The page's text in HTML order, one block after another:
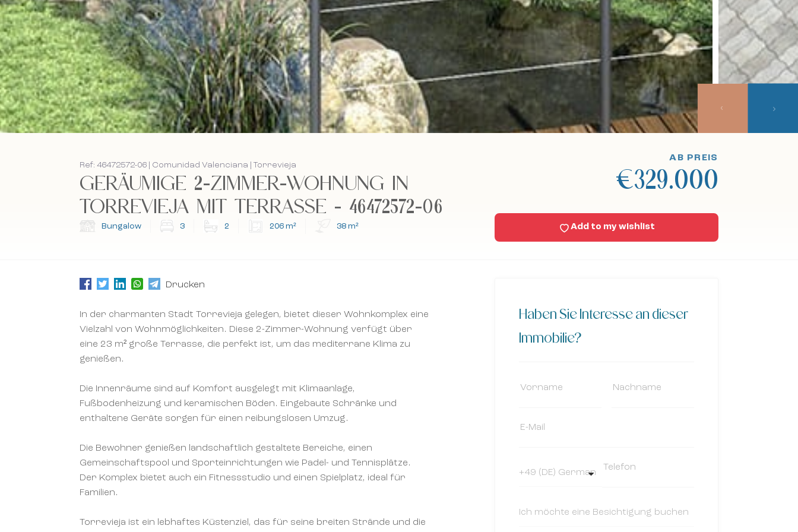
Ref: 46472572-06 | Comunidad Valenciana | Torrevieja
GERÄUMIGE 2-ZIMMER-WOHNUNG IN
TORREVIEJA MIT TERRASSE - 46472572-06
Bungalow 3 2 206 m² 38 m²
AB PREIS
€329.000
Add to my wishlist
Drucken
In der charmanten Stadt Torrevieja gelegen, bietet dieser Wohnkomplex eine
Vielzahl von Wohnmöglichkeiten. Diese 2-Zimmer-Wohnung verfügt über
eine 23 m² große Terrasse, die perfekt ist, um das mediterrane Klima zu
genießen.
Die Innenräume sind auf Komfort ausgelegt mit Klimaanlage,
Fußbodenheizung und keramischen Böden. Eingebaute Schränke und
enthaltene Geräte sorgen für einen reibungslosen Umzug.
Die Bewohner genießen landschaftlich gestaltete Bereiche, einen
Gemeinschaftspool und Sporteinrichtungen wie Padel- und Tennisplätze.
Der Komplex bietet auch ein Fitnessstudio und einen Spielplatz, ideal für
Familien.
Torrevieja ist ein lebhaftes Küstenziel, das für seine breiten Strände und die
Haben Sie Interesse an dieser
Immobilie?